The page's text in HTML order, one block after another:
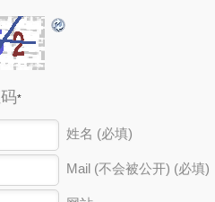
*
姓名 (必填)
Mail (不会被公开) (必填)